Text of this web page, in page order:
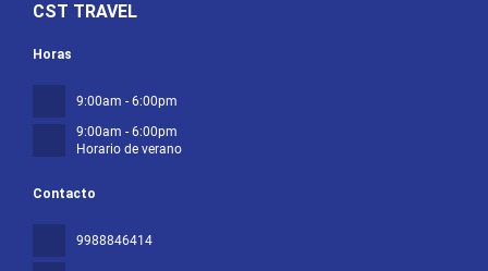
CST TRAVEL
Contacto
9988846414
Horas
9:00am - 6:00pm
9:00am - 6:00pm
Horario de verano